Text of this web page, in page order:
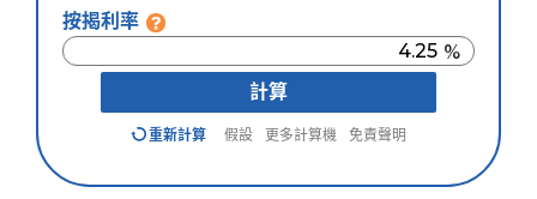
按揭利率
計算
重新計算 假設 更多計算機 免責聲明